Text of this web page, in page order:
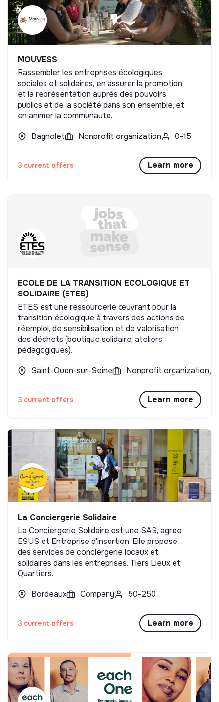
MOUVESS
Rassembler les entreprises écologiques,
sociales et solidaires, en assurer la promotion
et la représentation auprès des pouvoirs
publics et de la société dans son ensemble, et
en animer la communauté.
Bagnolet
Nonprofit organization 0-15
3 current offers Learn more
ECOLE DE LA TRANSITION ECOLOGIQUE ET
SOLIDAIRE (ETES)
ETES est une ressourcerie œuvrant pour la
transition écologique à travers des actions de
réemploi, de sensibilisation et de valorisation
des déchets (boutique solidaire, ateliers
pédagogiques).
Saint-Ouen-sur-Seine
Nonprofit organization
3 current offers Learn more
La Conciergerie Solidaire
La Conciergerie Solidaire est une SAS, agrée
ESUS et Entreprise d'insertion. Elle propose
des services de conciergerie locaux et
solidaires dans les entreprises, Tiers Lieux et
Quartiers.
Bordeaux
Company 50-250
3 current offers Learn more